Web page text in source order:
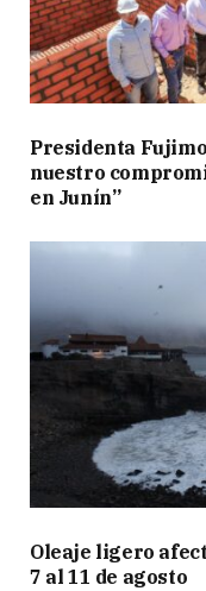
Presidenta
nuestro
en Junín”
Oleaje ligero
7 al 11 de agosto